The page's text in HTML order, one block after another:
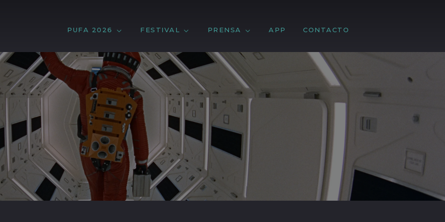
PUFA 2026 FESTIVAL PRENSA APP CONTACTO